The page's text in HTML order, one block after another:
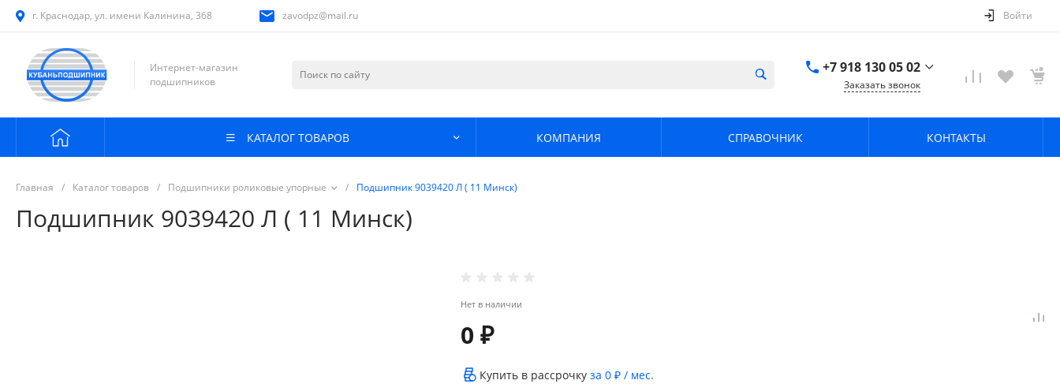
г. Краснодар, ул. имени Калинина, 368 zavodpz@mail.ru Войти
Интернет-магазин
подшипников
+7 918 130 05 02
Заказать звонок
КАТАЛОГ ТОВАРОВ КОМПАНИЯ СПРАВОЧНИК КОНТАКТЫ
Главная / Каталог товаров / Подшипники роликовые упорные / Подшипник 9039420 Л ( 11 Минск)
Подшипник 9039420 Л ( 11 Минск)
Нет в наличии
0 ₽
Купить в рассрочкуза0 ₽ / мес.